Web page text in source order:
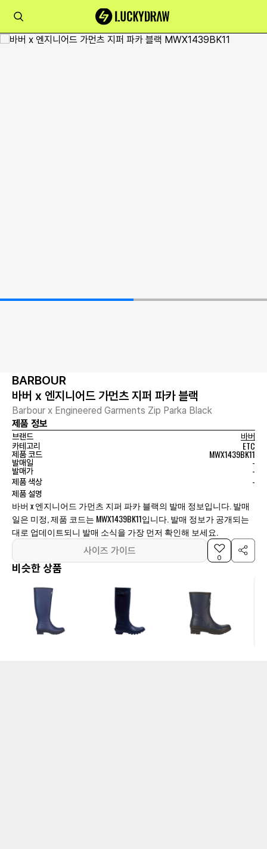
BARBOUR
바버 x 엔지니어드 가먼츠 지퍼 파카 블랙
Barbour x Engineered Garments Zip Parka Black
제품 정보
브랜드
바버
카테고리
ETC
제품 코드 MWX1439BK11
발매일 -
발매가 -
제품 색상 -
제품 설명
바버 x 엔지니어드 가먼츠 지퍼 파카 블랙의 발매 정보입니다. 발매
일은 미정, 제품 코드는 MWX1439BK11입니다. 발매 정보가 공개되는
대로 업데이트되니 발매 소식을 가장 먼저 확인해 보세요.
사이즈 가이드
0
비슷한 상품